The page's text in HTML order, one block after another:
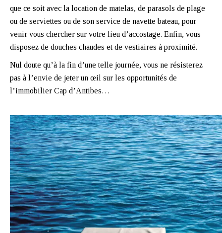
que ce soit avec la location de matelas, de parasols de plage
ou de serviettes ou de son service de navette bateau, pour
venir vous chercher sur votre lieu d’accostage. Enfin, vous
disposez de douches chaudes et de vestiaires à proximité.
Nul doute qu’à la fin d’une telle journée, vous ne résisterez
pas à l’envie de jeter un œil sur les opportunités de
l’immobilier Cap d’Antibes…